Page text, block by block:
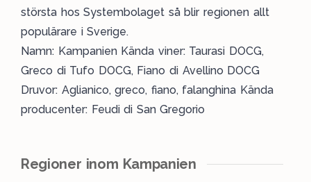
största hos Systembolaget så blir regionen allt
populärare i Sverige.
Namn: Kampanien Kända viner: Taurasi DOCG,
Greco di Tufo DOCG, Fiano di Avellino DOCG
Druvor: Aglianico, greco, fiano, falanghina Kända
producenter: Feudi di San Gregorio
Regioner inom Kampanien